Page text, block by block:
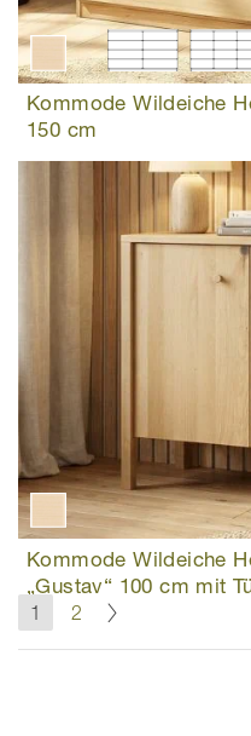
Kommode Wildeiche
150 cm
Kommode Wildeiche
„Gustav“ 100 cm mit
Seite
Sie
lesen
gerade
1 Seite
2